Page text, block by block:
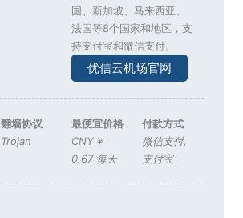
国、新加坡、马来西亚、
法国等8个国家和地区，支
持支付宝和微信支付。
优信云机场官网
翻墙协议
Trojan
最便宜价格
CNY￥
0.67 每天
付款方式
微信支付,
支付宝